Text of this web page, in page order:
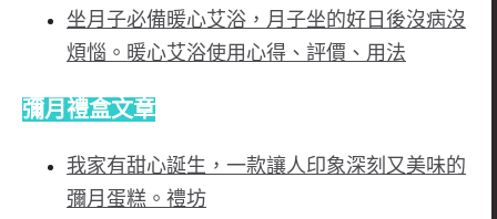
坐月子必備暖心艾浴，月子坐的好日後沒病沒
煩惱。暖心艾浴使用心得、評價、用法
彌月禮盒文章
我家有甜心誕生，一款讓人印象深刻又美味的
彌月蛋糕。禮坊